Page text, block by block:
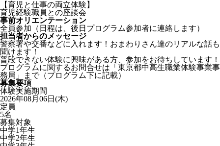
【育児と仕事の両立体験】
育児経験職員との座談会
事前オリエンテーション
全員参加（日程は、後日プログラム参加者に連絡します）
担当者からのメッセージ
警察署や交番などに入れます！おまわりさん達のリアルな話も
聞けます！
普段できない体験に興味がある方、参加をお待ちしています！
プログラムに関するお問合せは「東京都中高生職業体験事業事
務局」まで（プログラム下に記載）
募集要項
体験実施期間
2026年08月06日(木)
定員
5名
募集対象
中学1年生
中学2年生